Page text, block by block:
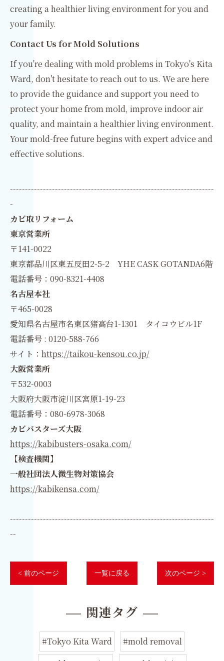
creating a healthier living environment for you and
your family.
Contact Us for Mold Solutions
If you're dealing with mold problems in Tokyo's Kita
Ward, don't hesitate to reach out to us. We are here
to provide the guidance and support you need to
protect your home from mold, improve indoor air
quality, and maintain a healthier living environment.
Your mold-free future begins with expert advice and
effective solutions.
--------------------------------------------------------------------
-
カビ取リフォーム
東京営業所
〒141-0022
東京都品川区東五反田2-5-2 YHE CASK GOTANDA6階
電話番号：090-8321-4408
名古屋本社
〒465-0028
愛知県名古屋市名東区猪高台1-1301 タイコウビル1F
電話番号 : 0120-588-766
サイト： https://taikou-kensou.co.jp/
大阪営業所
〒532-0003
大阪府大阪市淀川区宮原1-19-23
電話番号：080-6978-3068
カビバスターズ大阪
https://kabibusters-osaka.com/
【検査機関】
一般社団法人微生物対策協会
https://kabikensa.com/
--------------------------------------------------------------------
--
< 前のページ 一覧に戻る 次のページ >
関連タグ
#Tokyo Kita Ward
#mold removal